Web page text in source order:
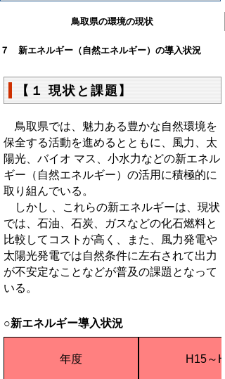
鳥取県の環境の現状
７ 新エネルギー（自然エネルギー）の導入状況
【１ 現状と課題】
鳥取県では、魅力ある豊かな自然環境を
保全する活動を進めるとともに、風力、太
陽光、バイオ マス、小水力などの新エネル
ギー（自然エネルギー）の活用に積極的に
取り組んでいる。
しかし 、これらの新エネルギーは、現状
では、石油、石炭、ガスなどの化石燃料と
比較してコストが高く、また、風力発電や
太陽光発電では自然条件に左右されて出力
が不安定なことなどが普及の課題となって
いる。
○新エネルギー導入状況
年度 H15～